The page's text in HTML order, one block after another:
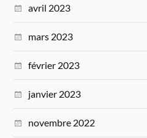
avril 2023
mars 2023
février 2023
janvier 2023
novembre 2022